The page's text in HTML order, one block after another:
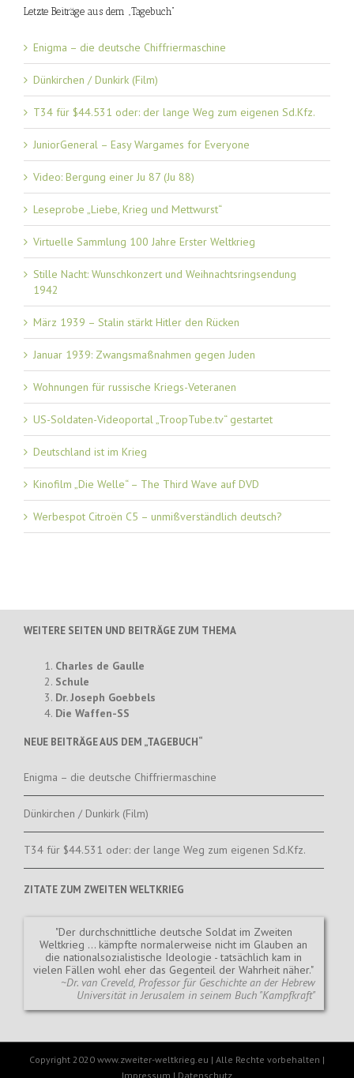
Letzte Beiträge aus dem „Tagebuch“
Enigma – die deutsche Chiffriermaschine
Dünkirchen / Dunkirk (Film)
T34 für $44.531 oder: der lange Weg zum eigenen Sd.Kfz.
JuniorGeneral – Easy Wargames for Everyone
Video: Bergung einer Ju 87 (Ju 88)
Leseprobe „Liebe, Krieg und Mettwurst“
Virtuelle Sammlung 100 Jahre Erster Weltkrieg
Stille Nacht: Wunschkonzert und Weihnachtsringsendung
1942
März 1939 – Stalin stärkt Hitler den Rücken
Januar 1939: Zwangsmaßnahmen gegen Juden
Wohnungen für russische Kriegs-Veteranen
US-Soldaten-Videoportal „TroopTube.tv“ gestartet
Deutschland ist im Krieg
Kinofilm „Die Welle“ – The Third Wave auf DVD
Werbespot Citroën C5 – unmißverständlich deutsch?
WEITERE SEITEN UND BEITRÄGE ZUM THEMA
Charles de Gaulle
Schule
Dr. Joseph Goebbels
Die Waffen-SS
NEUE BEITRÄGE AUS DEM „TAGEBUCH“
Enigma – die deutsche Chiffriermaschine
Dünkirchen / Dunkirk (Film)
T34 für $44.531 oder: der lange Weg zum eigenen Sd.Kfz.
ZITATE ZUM ZWEITEN WELTKRIEG
Der durchschnittliche deutsche Soldat im Zweiten
Weltkrieg ... kämpfte normalerweise nicht im Glauben an
die nationalsozialistische Ideologie - tatsächlich kam in
vielen Fällen wohl eher das Gegenteil der Wahrheit näher.
~Dr. van Creveld, Professor für Geschichte an der Hebrew
Universität in Jerusalem in seinem Buch "Kampfkraft"
Copyright 2020 www.zweiter-weltkrieg.eu | Alle Rechte vorbehalten |
Impressum | Datenschutz